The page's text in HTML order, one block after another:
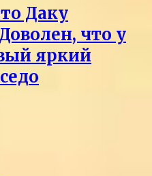
Даку
что у
яркий